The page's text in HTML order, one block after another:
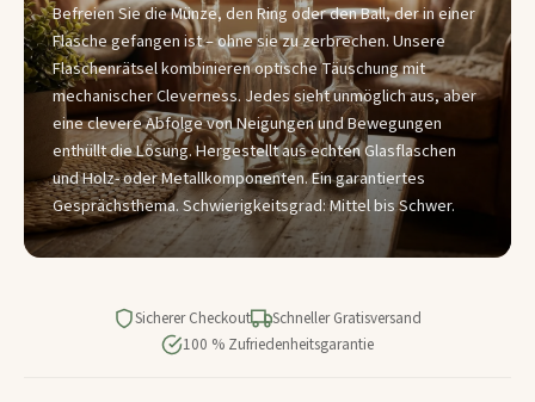
Befreien Sie die Münze, den Ring oder den Ball, der in einer
Flasche gefangen ist – ohne sie zu zerbrechen. Unsere
Flaschenrätsel kombinieren optische Täuschung mit
mechanischer Cleverness. Jedes sieht unmöglich aus, aber
eine clevere Abfolge von Neigungen und Bewegungen
enthüllt die Lösung. Hergestellt aus echten Glasflaschen
und Holz- oder Metallkomponenten. Ein garantiertes
Gesprächsthema. Schwierigkeitsgrad: Mittel bis Schwer.
Sicherer Checkout
Schneller Gratisversand
100 % Zufriedenheitsgarantie